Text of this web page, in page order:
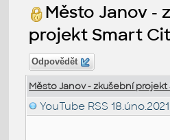
Město Janov -
projekt Smart
Odpovědět
Město Janov - zkušební
YouTube RSS 18.úno.2021